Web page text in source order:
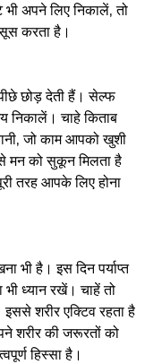
अपने लिए निकालें, तो
करता है।
छोड़ देती हैं। सेल्फ
निकालें। चाहे किताब
जो काम आपको खुशी
को सुकून मिलता है
तरह आपके लिए होना
भी है। इस दिन पर्याप्त
भी ध्यान रखें। चाहें तो
शरीर एक्टिव रहता है
शरीर की जरूरतों को
हिस्सा है।